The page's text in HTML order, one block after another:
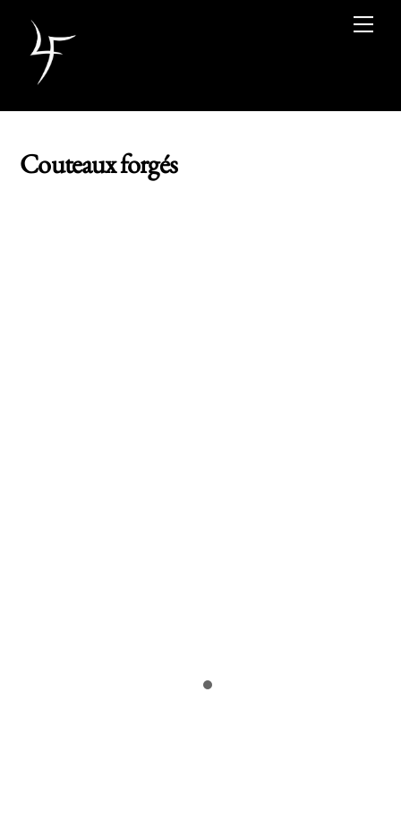
content
Couteaux forgés